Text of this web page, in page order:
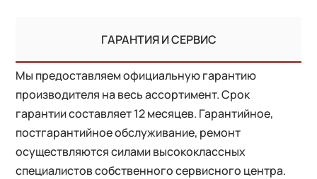
ГАРАНТИЯ И СЕРВИС
Мы предоставляем официальную гарантию
производителя на весь ассортимент. Срок
гарантии составляет 12 месяцев. Гарантийное,
постгарантийное обслуживание, ремонт
осуществляются силами высококлассных
специалистов собственного сервисного центра.